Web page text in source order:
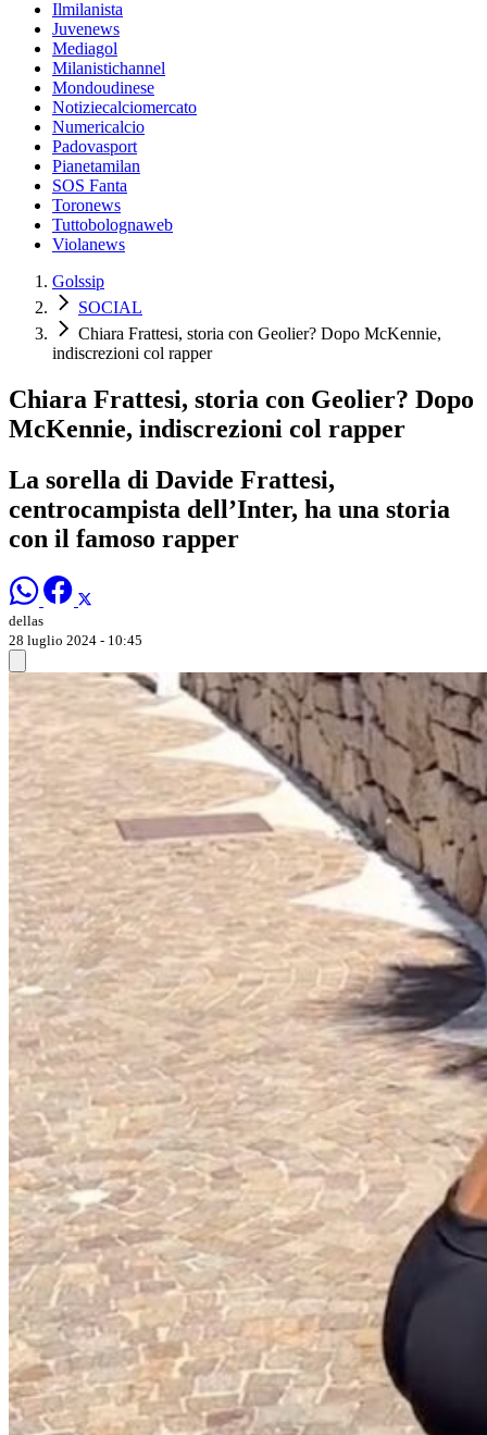
Ilmilanista
Juvenews
Mediagol
Milanistichannel
Mondoudinese
Notiziecalciomercato
Numericalcio
Padovasport
Pianetamilan
SOS Fanta
Toronews
Tuttobolognaweb
Violanews
Golssip
SOCIAL
Chiara Frattesi, storia con Geolier? Dopo McKennie,
indiscrezioni col rapper
Chiara Frattesi, storia con Geolier? Dopo
McKennie, indiscrezioni col rapper
La sorella di Davide Frattesi,
centrocampista dell’Inter, ha una storia
con il famoso rapper
dellas
28 luglio 2024 - 10:45